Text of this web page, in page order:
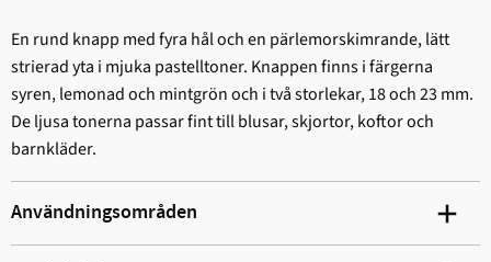
En rund knapp med fyra hål och en pärlemorskimrande, lätt
strierad yta i mjuka pastelltoner. Knappen finns i färgerna
syren, lemonad och mintgrön och i två storlekar, 18 och 23 mm.
De ljusa tonerna passar fint till blusar, skjortor, koftor och
barnkläder.
Användningsområden